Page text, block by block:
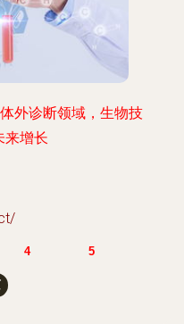
外诊断领域，生物技
来增长
4 5